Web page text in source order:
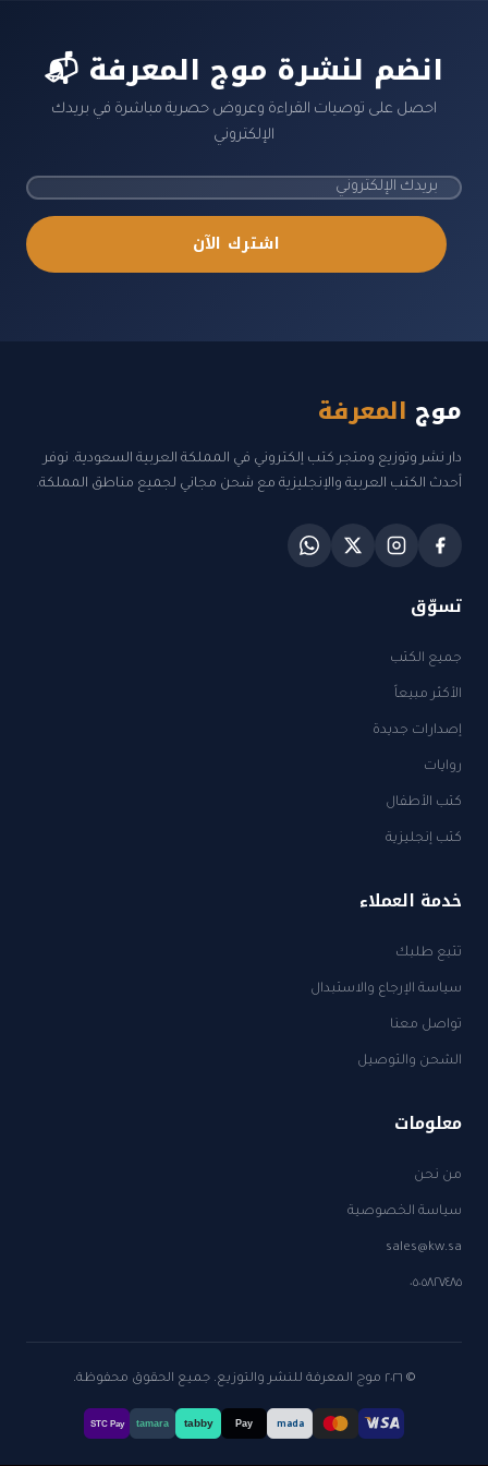
📬 انضم لنشرة موج المعرفة
احصل على توصيات القراءة وعروض حصرية مباشرة في بريدك
الإلكتروني
اشترك الآن
موج المعرفة
دار نشر وتوزيع ومتجر كتب إلكتروني في المملكة العربية السعودية. نوفر
أحدث الكتب العربية والإنجليزية مع شحن مجاني لجميع مناطق المملكة.
تسوّق
جميع الكتب
الأكثر مبيعاً
إصدارات جديدة
روايات
كتب الأطفال
كتب إنجليزية
خدمة العملاء
تتبع طلبك
سياسة الإرجاع والاستبدال
تواصل معنا
الشحن والتوصيل
معلومات
من نحن
سياسة الخصوصية
sales@kw.sa
٠٥٠٥٨٢٧٤٨٥
© ٢٠٢٦ موج المعرفة للنشر والتوزيع. جميع الحقوق محفوظة.
mada
Pay
tabby
tamara
STC Pay